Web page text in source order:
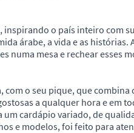
inspirando o país inteiro
árabe, a vida e as
numa mesa e rechear esses
com o seu pique, que
a qualquer hora e em
um cardápio variado, de
e modelos, foi feito para